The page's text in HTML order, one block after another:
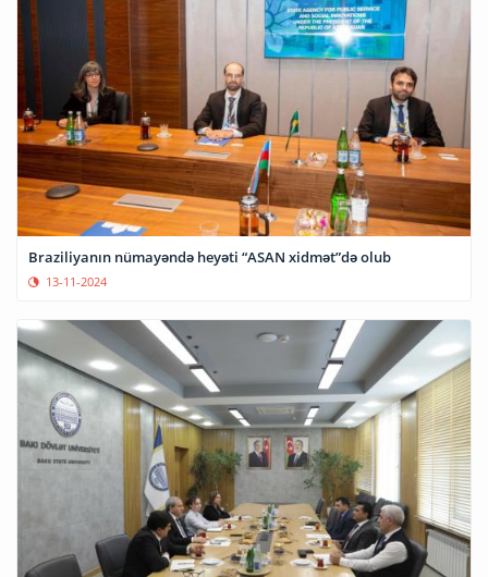
Braziliyanın nümayəndə heyəti “ASAN xidmət”də olub
13-11-2024